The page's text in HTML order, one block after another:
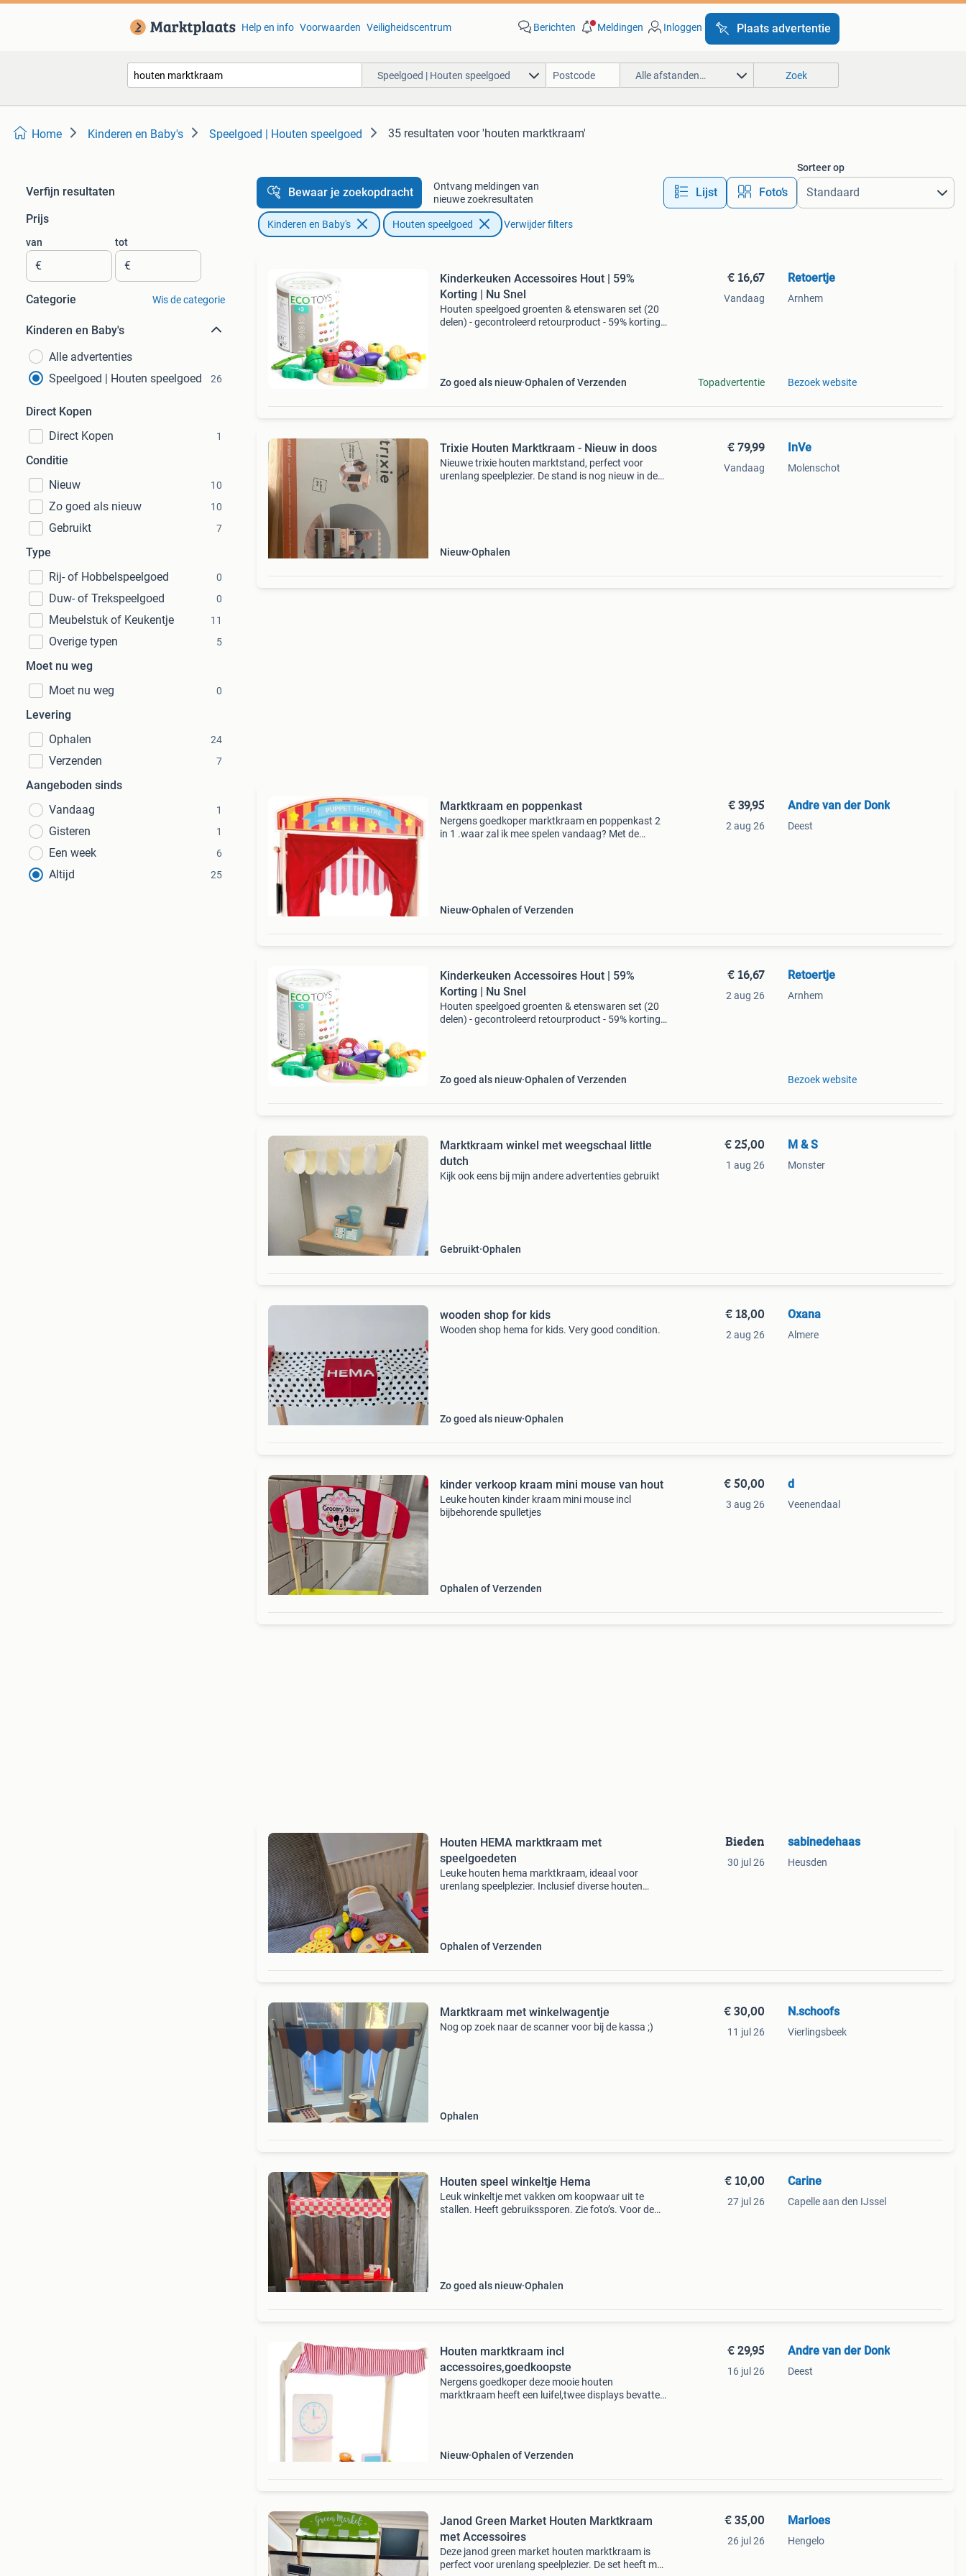
Help en info Voorwaarden Veiligheidscentrum Berichten Meldingen Inloggen Plaats advertentie
Speelgoed | Houten speelgoed Alle afstanden… Zoek
Home Kinderen en Baby's Speelgoed | Houten speelgoed 35 resultaten voor 'houten marktkraam'
Verfijn resultaten
Prijs
van
€
tot
€
Categorie Wis de categorie
Kinderen en Baby's
Alle advertenties
Speelgoed | Houten speelgoed
26
Direct Kopen
Direct Kopen
1
Conditie
Nieuw
10
Zo goed als nieuw 10
Gebruikt 7
Type
Rij- of Hobbelspeelgoed
0
Duw- of Trekspeelgoed 0
Meubelstuk of Keukentje 11
Overige typen 5
Moet nu weg
Moet nu weg
0
Levering
Ophalen
24
Verzenden 7
Aangeboden sinds
Vandaag
1
Gisteren 1
Een week 6
Altijd 25
Bewaar je zoekopdracht
Ontvang meldingen van
nieuwe zoekresultaten
Lijst Foto’s
Sorteer op
Kinderen en Baby's Houten speelgoed Verwijder filters
Kinderkeuken Accessoires Hout | 59%
Korting | Nu Snel
Houten speelgoed groenten & etenswaren set (20
delen) - gecontroleerd retourproduct - 59% korting!
Zo goed als nieuw Ophalen of Verzenden
€ 16,67
Vandaag
Topadvertentie
Retoertje
Arnhem
Bezoek website
Trixie Houten Marktkraam - Nieuw in doos
Nieuwe trixie houten marktstand, perfect voor
urenlang speelplezier. De stand is nog nieuw in de
Nieuw Ophalen
€ 79,99
Vandaag
InVe
Molenschot
Marktkraam en poppenkast
Nergens goedkoper marktkraam en poppenkast 2
in 1 .waar zal ik mee spelen vandaag? Met de
Nieuw Ophalen of Verzenden
€ 39,95
2 aug 26
Andre van der Donk
Deest
Kinderkeuken Accessoires Hout | 59%
Korting | Nu Snel
Houten speelgoed groenten & etenswaren set (20
delen) - gecontroleerd retourproduct - 59% korting!
Zo goed als nieuw Ophalen of Verzenden
€ 16,67
2 aug 26
Retoertje
Arnhem
Bezoek website
Marktkraam winkel met weegschaal little
dutch
Kijk ook eens bij mijn andere advertenties gebruikt
Gebruikt Ophalen
€ 25,00
1 aug 26
M & S
Monster
wooden shop for kids
Wooden shop hema for kids. Very good condition.
Zo goed als nieuw Ophalen
€ 18,00
2 aug 26
Oxana
Almere
kinder verkoop kraam mini mouse van hout
Leuke houten kinder kraam mini mouse incl
bijbehorende spulletjes
Ophalen of Verzenden
€ 50,00
3 aug 26
d
Veenendaal
Houten HEMA marktkraam met
speelgoedeten
Leuke houten hema marktkraam, ideaal voor
urenlang speelplezier. Inclusief diverse houten
Ophalen of Verzenden
Bieden
30 jul 26
sabinedehaas
Heusden
Marktkraam met winkelwagentje
Nog op zoek naar de scanner voor bij de kassa ;)
Ophalen
€ 30,00
11 jul 26
N.schoofs
Vierlingsbeek
Houten speel winkeltje Hema
Leuk winkeltje met vakken om koopwaar uit te
stallen. Heeft gebruikssporen. Zie foto’s. Voor de
Zo goed als nieuw Ophalen
€ 10,00
27 jul 26
Carine
Capelle aan den IJssel
Houten marktkraam incl
accessoires,goedkoopste
Nergens goedkoper deze mooie houten
marktkraam heeft een luifel,twee displays bevatten
Nieuw Ophalen of Verzenden
€ 29,95
16 jul 26
Andre van der Donk
Deest
Janod Green Market Houten Marktkraam
met Accessoires
Deze janod green market houten marktkraam is
perfect voor urenlang speelplezier. De set heeft met
€ 35,00
26 jul 26
Marloes
Hengelo